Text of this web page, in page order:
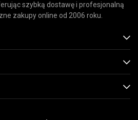
szybką dostawę i profesjonalną
zakupy online od 2006 roku.